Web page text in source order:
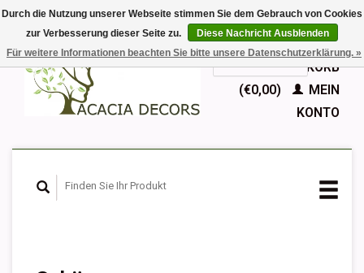
EUR
GBPDeutsch
Nederlands
English
IHR WARENKORB
(€0,00)
MEIN
KONTO
Durch die Nutzung unserer Webseite stimmen Sie dem Gebrauch von Cookies
zur Verbesserung dieser Seite zu.
Diese Nachricht Ausblenden
Für weitere Informationen beachten Sie bitte unsere Datenschutzerklärung. »